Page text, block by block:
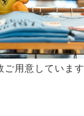
ご用意しています